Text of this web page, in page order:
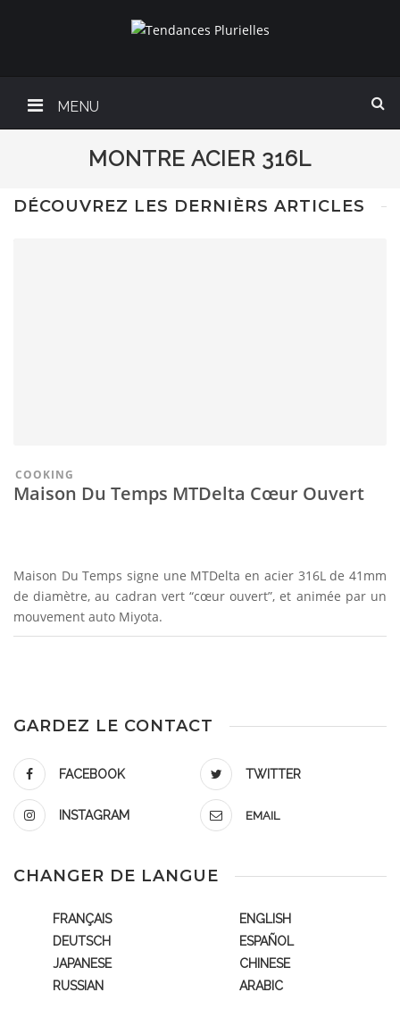
MENU
MONTRE ACIER 316L
DÉCOUVREZ LES DERNIÈRS ARTICLES
COOKING
Maison Du Temps MTDelta Cœur Ouvert
Maison Du Temps signe une MTDelta en acier 316L de 41mm
de diamètre, au cadran vert “cœur ouvert”, et animée par un
mouvement auto Miyota.
GARDEZ LE CONTACT
FACEBOOK TWITTER
INSTAGRAM EMAIL
CHANGER DE LANGUE
FRANÇAIS
ENGLISH
DEUTSCH
ESPAÑOL
JAPANESE
CHINESE
RUSSIAN
ARABIC